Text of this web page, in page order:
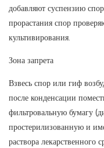
добавляют суспензию
прорастания спор
культивирования.
Зона запрета
Взвесь спор или гиф
после конденсации
фильтровальную бумагу
простерилизованную и
раствора лекарственного